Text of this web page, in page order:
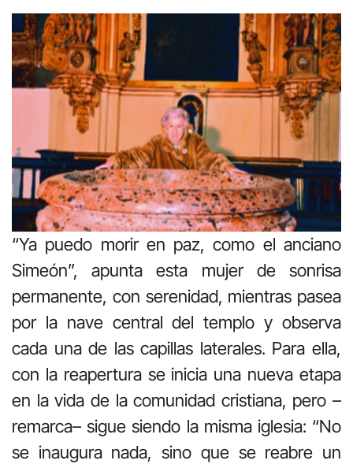
“Ya puedo morir en paz, como el anciano
Simeón”, apunta esta mujer de sonrisa
permanente, con serenidad, mientras pasea
por la nave central del templo y observa
cada una de las capillas laterales. Para ella,
con la reapertura se inicia una nueva etapa
en la vida de la comunidad cristiana, pero –
remarca– sigue siendo la misma iglesia: “No
se inaugura nada, sino que se reabre un